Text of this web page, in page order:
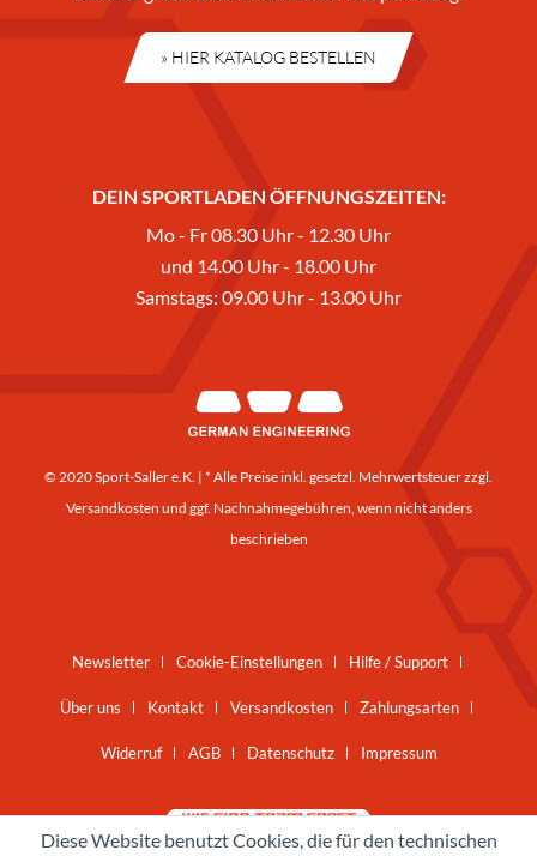
» HIER KATALOG BESTELLEN
DEIN SPORTLADEN ÖFFNUNGSZEITEN:
Mo - Fr 08.30 Uhr - 12.30 Uhr
und 14.00 Uhr - 18.00 Uhr
Samstags: 09.00 Uhr - 13.00 Uhr
© 2020 Sport-Saller e.K. | * Alle Preise inkl. gesetzl. Mehrwertsteuer zzgl.
Versandkosten und ggf. Nachnahmegebühren, wenn nicht anders
beschrieben
Newsletter Cookie-Einstellungen Hilfe / Support
Über uns Kontakt Versandkosten Zahlungsarten
Widerruf AGB Datenschutz Impressum
Diese Website benutzt Cookies, die für den technischen